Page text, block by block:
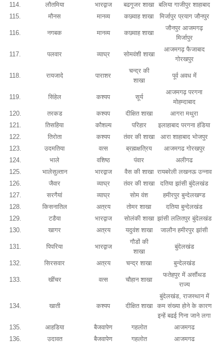
114. लौतमिया भारद्वाज बढगूजर शाखा बलिया गाजीपुर शाहाबाद
115.
मौनस मानव्य कछवाह शाखा मिर्जापुर प्रयाग जौनपुर
116. नगबक मानव्य कछवाह शाखा
जौनपुर आजमगढ़
मिर्जापुर
117. पलवार व्याघ्र सोमवंशी शाखा
आजमगढ़ फैजाबाद
गोरखपुर
118. रायजादे पाराशर
चन्द्र की
शाखा
पूर्व अवध में
119. सिंहेल कश्यप सूर्य
आजमगढ़ परगना
मोहम्दाबाद
120.
तरकड कश्यप दीक्षित शाखा
आगरा मथुरा
121.
तिसहिया कौशल्य परिहार
इलाहाबाद परगना हंडिया
122.
तिरोता कश्यप तंवर की शाखा
आरा शाहाबाद भोजपुर
123.
उदमतिया वत्स ब्रह्मक्षत्रिय
आजमगढ गोरखपुर
124.
भाले वशिष्ठ पंवार
अलीगढ
125.
भालेसुल्तान भारद्वाज वैस की शाखा रायबरेली लखनऊ उन्नाव
126.
जैवार व्याघ्र तंवर की शाखा
दतिया झांसी बुंदेलखंड
127.
सरगैयां व्याघ्र सोम वंश
हमीरपुर बुन्देलखण्ड
128.
किसनातिल अत्रय तोमर शाखा
दतिया बुन्देलखंड
129.
टडैया भारद्वाज सोलंकी शाखा झांसी ललितपुर बुंदेलखंड
130.
खागर अत्रय यदुवंश शाखा जालौन हमीरपुर झांसी
131. पिपरिया भारद्वाज
गौडों की
शाखा
बुंदेलखंड
132. सिरसवार अत्रय चन्द्र शाखा बुन्देलखंड
133. खींचर वत्स चौहान शाखा
फतेहपुर में असौंथड
राज्य
134. खाती कश्यप दीक्षित शाखा
बुंदेलखंड, राजस्थान में
कम संख्या होने के कारण
इन्हें बढई गिना जाने लगा
135.
आहडिया बैजवापेण गहलोत
आजमगढ
136.
उदावत बैजवापेण गहलोत
आजमगढ